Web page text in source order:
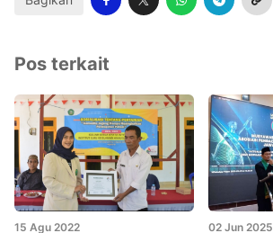
Pos terkait
15 Agu 2022 02 Jun 2025